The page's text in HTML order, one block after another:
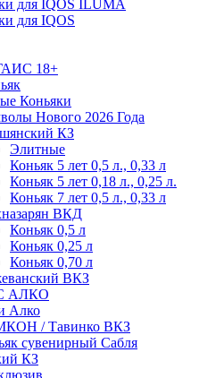
для IQOS ILUMA
для IQOS
18+
Коньяки
Нового 2026 Года
КЗ
Элитные
Коньяк 5 лет 0,5 л., 0,33 л
Коньяк 5 лет 0,18 л., 0,25 л.
Коньяк 7 лет 0,5 л., 0,33 л
ВКД
Коньяк 0,5 л
Коньяк 0,25 л
Коньяк 0,70 л
ВКЗ
АЛКО
Алко
/ Тавинко ВКЗ
сувенирный Сабля
КЗ